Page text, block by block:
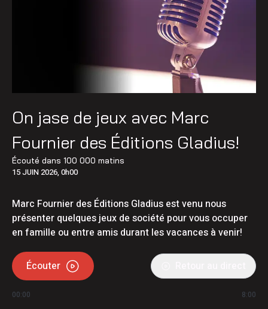
On jase de jeux avec Marc
Fournier des Éditions Gladius!
Écouté dans 100 000 matins
15 JUIN 2026, 0h00
Marc Fournier des Éditions Gladius est venu nous
présenter quelques jeux de société pour vous occuper
en famille ou entre amis durant les vacances à venir!
Écouter
00:00 8:00